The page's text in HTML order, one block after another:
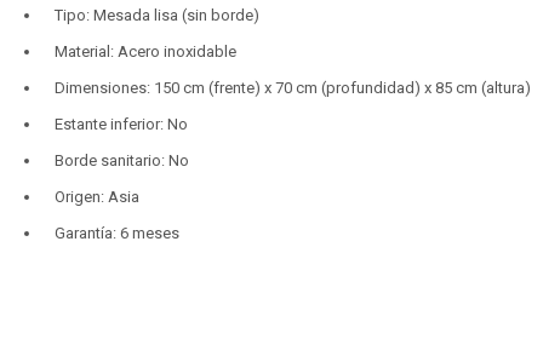
Tipo: Mesada lisa (sin borde)
Material: Acero inoxidable
Dimensiones: 150 cm (frente) x 70 cm (profundidad) x 85 cm (altura)
Estante inferior: No
Borde sanitario: No
Origen: Asia
Garantía: 6 meses